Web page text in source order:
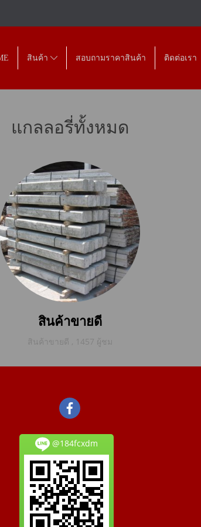
สินค้า สอบถามราคาสินค้า ติดต่อเรา
แกลลอรี่ทั้งหมด
สินค้าขายดี
สินค้าขายดี , 1457 ผู้ชม
@184fcxdm